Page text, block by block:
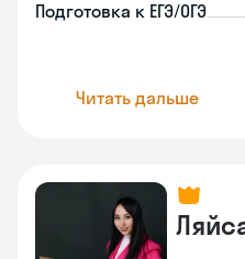
Подготовка к ЕГЭ/ОГЭ
Читать дальше